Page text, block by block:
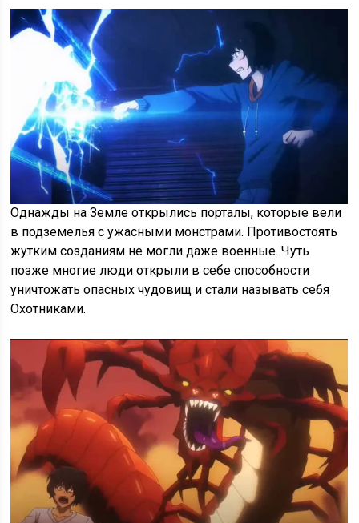
Однажды на Земле открылись порталы, которые вели
в подземелья с ужасными монстрами. Противостоять
жутким созданиям не могли даже военные. Чуть
позже многие люди открыли в себе способности
уничтожать опасных чудовищ и стали называть себя
Охотниками.